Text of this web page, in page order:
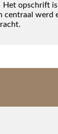
Het opschrift is
centraal werd